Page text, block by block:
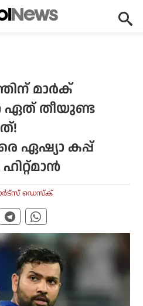
മാര്‍ക്
ഏത് തീയുണ്ട
ഏഷ്യാ കപ്പ്
ഡെസ്‌ക്